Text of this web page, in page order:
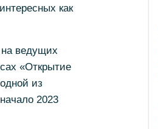
как
на ведущих
«Открытие
из
2023